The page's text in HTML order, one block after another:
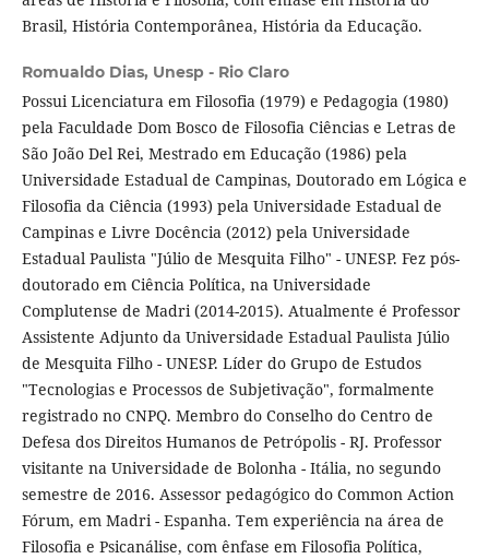
Brasil, História Contemporânea, História da Educação.
Romualdo Dias, Unesp - Rio Claro
Possui Licenciatura em Filosofia (1979) e Pedagogia (1980)
pela Faculdade Dom Bosco de Filosofia Ciências e Letras de
São João Del Rei, Mestrado em Educação (1986) pela
Universidade Estadual de Campinas, Doutorado em Lógica e
Filosofia da Ciência (1993) pela Universidade Estadual de
Campinas e Livre Docência (2012) pela Universidade
Estadual Paulista "Júlio de Mesquita Filho" - UNESP. Fez pós-
doutorado em Ciência Política, na Universidade
Complutense de Madri (2014-2015). Atualmente é Professor
Assistente Adjunto da Universidade Estadual Paulista Júlio
de Mesquita Filho - UNESP. Líder do Grupo de Estudos
"Tecnologias e Processos de Subjetivação", formalmente
registrado no CNPQ. Membro do Conselho do Centro de
Defesa dos Direitos Humanos de Petrópolis - RJ. Professor
visitante na Universidade de Bolonha - Itália, no segundo
semestre de 2016. Assessor pedagógico do Common Action
Fórum, em Madri - Espanha. Tem experiência na área de
Filosofia e Psicanálise, com ênfase em Filosofia Política,